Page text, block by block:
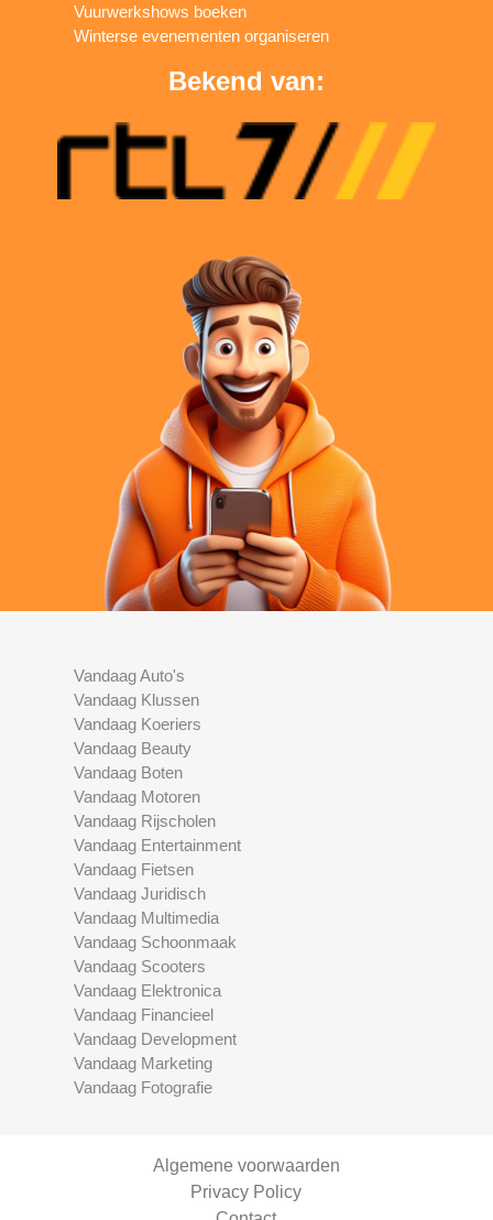
Vuurwerkshows boeken
Winterse evenementen organiseren
Bekend van:
Vandaag Auto's
Vandaag Klussen
Vandaag Koeriers
Vandaag Beauty
Vandaag Boten
Vandaag Motoren
Vandaag Rijscholen
Vandaag Entertainment
Vandaag Fietsen
Vandaag Juridisch
Vandaag Multimedia
Vandaag Schoonmaak
Vandaag Scooters
Vandaag Elektronica
Vandaag Financieel
Vandaag Development
Vandaag Marketing
Vandaag Fotografie
Algemene voorwaarden
Privacy Policy